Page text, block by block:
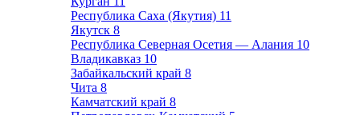
Республика Саха (Якутия) 11
Якутск 8
Республика Северная Осетия — Алания 10
Владикавказ 10
Забайкальский край 8
Чита 8
Камчатский край 8